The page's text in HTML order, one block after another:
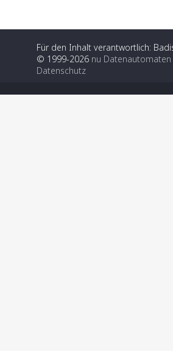
Für den Inhalt verantwortlich:
© 1999-2026 nu
Datenschutz